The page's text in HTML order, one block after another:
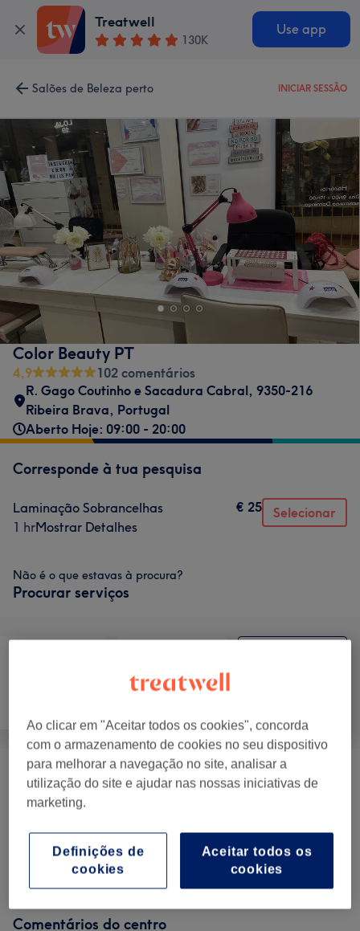
Treatwell
130K
Use app
Salões de Beleza perto INICIAR SESSÃO
Color Beauty PT
4,9
102 comentários
R. Gago Coutinho e Sacadura Cabral, 9350-216
Ribeira Brava, Portugal
Aberto Hoje: 09:00 - 20:00
Corresponde à tua pesquisa
Laminação Sobrancelhas
1 hrMostrar Detalhes
€ 25 Selecionar
Não é o que estavas à procura?
Procurar serviços
Depilação
Design & Definição De Sobrancelhas (3) desde € 10
Extensão E Lift De Pestanas ) desde € 25
Comentários do centro
Ao clicar em "Aceitar todos os cookies", concorda
com o armazenamento de cookies no seu dispositivo
para melhorar a navegação no site, analisar a
utilização do site e ajudar nas nossas iniciativas de
marketing.
Aceitar todos os
cookies
Definições de
cookies